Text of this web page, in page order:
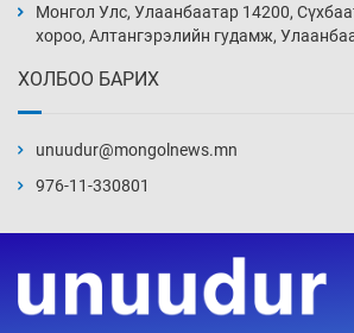
4 цаг 30 мин
5 цаг 0 мин
5 цаг 30 мин
Монгол Улс, Улаанбаатар 14200,
хороо, Алтангэрэлийн гудамж,
ХОЛБОО БАРИХ
unuudur@mongolnews.mn
976-11-330801